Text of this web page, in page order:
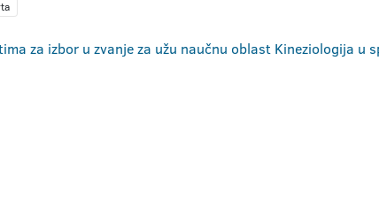
za izbor u zvanje za užu naučnu oblast Kineziologija u